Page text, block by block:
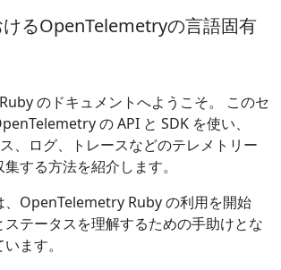
けるOpenTelemetryの言語固有
のドキュメントへようこそ。 このセ
の API と SDK を使い、
、ログ、トレースなどのテレメトリー
する方法を紹介します。
、OpenTelemetry Ruby の利用を開始
ステータスを理解するための手助けとな
ます。